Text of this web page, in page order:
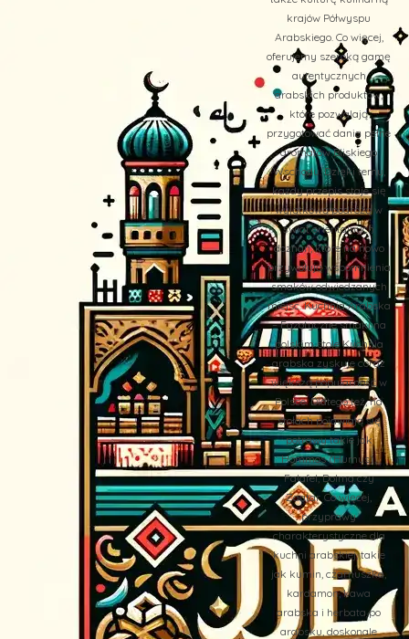
krajów Półwyspu
Arabskiego. Co więcej,
oferujemy szeroką gamę
autentycznych
arabskich produktów,
które pozwalają
przygotować dania pełne
aromatów Bliskiego
Wschodu. Dzięki temu,
każdy przepis staje się
wyjątkową podróżą w
świat orientalnych
doznań, które na nowo
przywołują wspomnienia
smaków odwiedzanych
miejsc. Kuchnia Arabska
– Egzotyczne smaki na
polskim stole Kuchnia
arabska zyskuje coraz
większą popularność w
Polsce. Dlatego też, na
stołach pojawiają się
potrawy takie jak
Hommos (Humus),
Falafel, Dolma czy
Zaatar. Co więcej,
przyprawy
charakterystyczne dla
kuchni arabskiej, takie
jak kumin, czarnuszka,
kardamon, kawa
arabska i herbata po
arabsku, doskonale